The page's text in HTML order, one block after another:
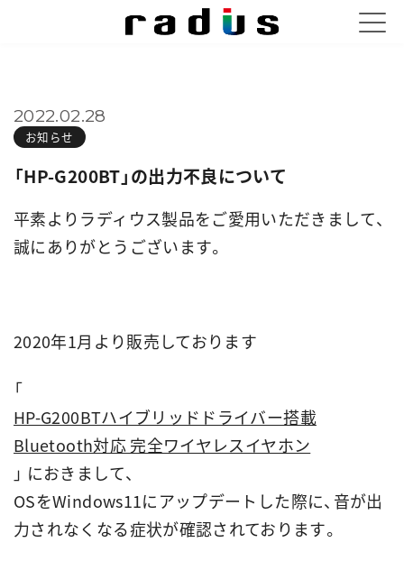
お知らせ
2022.02.28
「HP-G200BT」の出力不良について
平素よりラディウス製品をご愛用いただきまして、
誠にありがとうございます。
2020年1月より販売しております
「
HP-G200BTハイブリッドドライバー搭載
Bluetooth対応 完全ワイヤレスイヤホン
」 におきまして、
OSをWindows11にアップデートした際に、音が出
力されなくなる症状が確認されております。